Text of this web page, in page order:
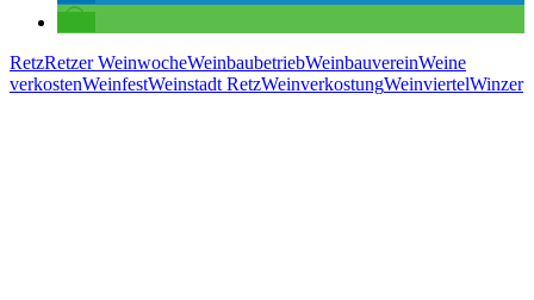
RetzRetzer WeinwocheWeinbaubetriebWeinbauvereinWeine
verkostenWeinfestWeinstadt RetzWeinverkostungWeinviertelWinzer